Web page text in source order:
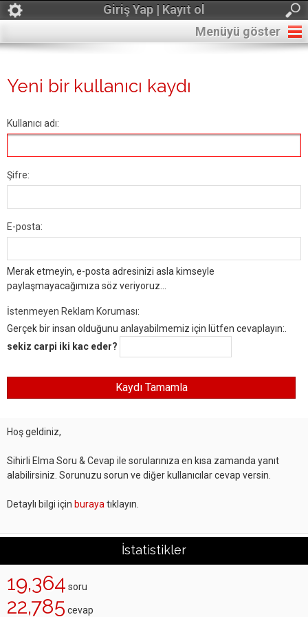
Giriş Yap | Kayıt ol
Menüyü göster
Yeni bir kullanıcı kaydı
Kullanıcı adı:
Şifre:
E-posta:
Merak etmeyin, e-posta adresinizi asla kimseyle
paylaşmayacağımıza söz veriyoruz...
İstenmeyen Reklam Koruması:
Gerçek bir insan olduğunu anlayabilmemiz için lütfen cevaplayın:.
sekiz carpi iki kac eder?
Hoş geldiniz,
Sihirli Elma Soru & Cevap ile sorularınıza en kısa zamanda yanıt
alabilirsiniz. Sorunuzu sorun ve diğer kullanıcılar cevap versin.
Detaylı bilgi için buraya tıklayın.
İstatistikler
19,364 soru
22,785 cevap